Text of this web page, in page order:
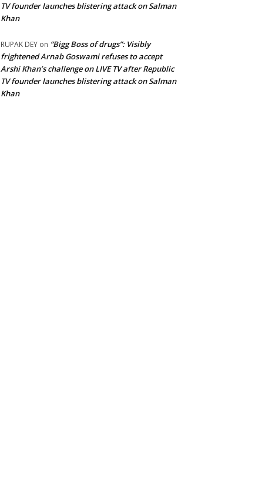
TV founder launches blistering attack on Salman
Khan
RUPAK DEY on “Bigg Boss of drugs”: Visibly
frightened Arnab Goswami refuses to accept
Arshi Khan’s challenge on LIVE TV after Republic
TV founder launches blistering attack on Salman
Khan